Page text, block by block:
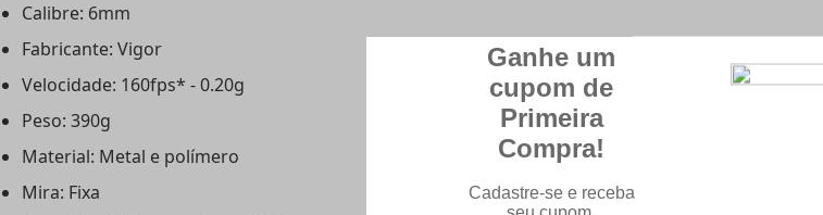
Calibre: 6mm
Fabricante: Vigor
Velocidade: 160fps* - 0.20g
Peso: 390g
Material: Metal e polímero
Mira: Fixa